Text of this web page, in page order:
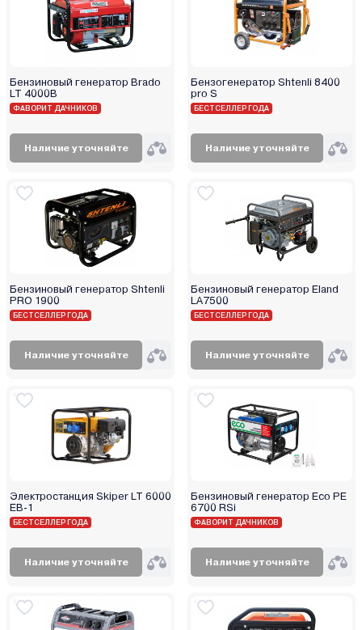
Вымпел
Диолд
Инстар
Интерскол
Калибр
Кратон
Ресанта
Рысь
Сибртех
Ставр
Ударник
Энергомаш
Бензиновый генератор Brado
LT 4000B
ФАВОРИТ ДАЧНИКОВ
Наличие уточняйте
Бензогенератор Shtenli 8400
pro S
БЕСТСЕЛЛЕР ГОДА
Наличие уточняйте
Бензиновый генератор Shtenli
PRO 1900
БЕСТСЕЛЛЕР ГОДА
Наличие уточняйте
Бензиновый генератор Eland
LA7500
БЕСТСЕЛЛЕР ГОДА
Наличие уточняйте
Электростанция Skiper LT 6000
ЕВ-1
БЕСТСЕЛЛЕР ГОДА
Наличие уточняйте
Бензиновый генератор Eco PE
6700 RSi
ФАВОРИТ ДАЧНИКОВ
Наличие уточняйте